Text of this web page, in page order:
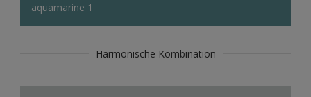
aquamarine 1
Harmonische Kombination